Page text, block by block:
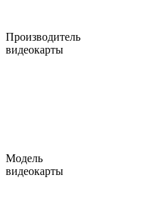
Производитель
видеокарты
Модель
видеокарты